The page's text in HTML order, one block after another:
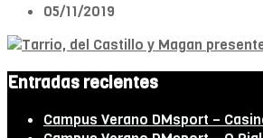
05/11/2019
Entradas recientes
Campus Verano DMsport –